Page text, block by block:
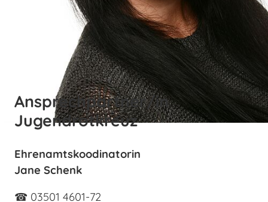
Ansprechpartner/in
Jugendrotkreuz
Ehrenamtskoodinatorin
Jane Schenk
☎ 03501 4601-72